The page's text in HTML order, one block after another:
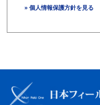
» 個人情報保護方針を見る